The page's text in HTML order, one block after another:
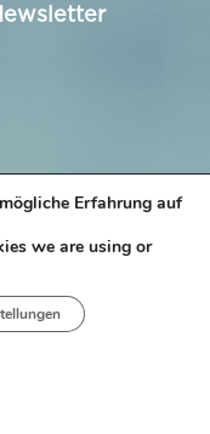
Jahren einer
abzielt, den
Erfahrung auf
we are using or